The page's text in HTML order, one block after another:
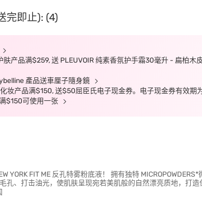
完即止): (4)
肤产品满$259, 送 PLEUVOIR 纯素香氛护手霜30毫升 - 扁柏木
產品送車厘子隨身鏡
妆产品满$150, 送$50屈臣氏电子现金券。电子现金券有效
$150可使用一张
YORK FIT ME 反孔特雾粉底液！ 拥有独特
孔、打击油光，使肌肤呈现宛若美肌般的自然漂亮质地，打造